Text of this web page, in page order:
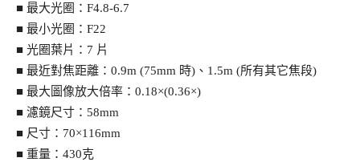
■ 最大光圈：F4.8-6.7
■ 最小光圈：F22
■ 光圈葉片：7 片
■ 最近對焦距離：0.9m (75mm 時)、1.5m (所有其它焦段)
■ 最大圖像放大倍率：0.18×(0.36×)
■ 濾鏡尺寸：58mm
■ 尺寸：70×116mm
■ 重量：430克